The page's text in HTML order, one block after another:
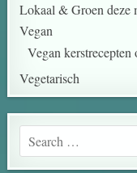
Lokaal & Groen deze
Vegan
Vegan kerstrecepten
Vegetarisch
Search for: